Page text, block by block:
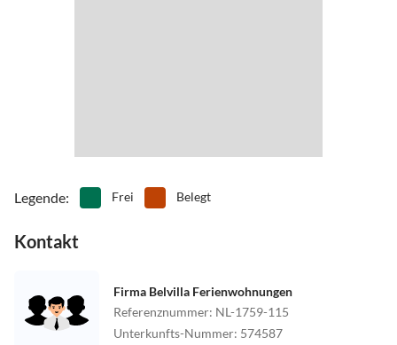
Legende: Frei Belegt
Kontakt
Firma Belvilla Ferienwohnungen
Referenznummer: NL-1759-115
Unterkunfts-Nummer: 574587